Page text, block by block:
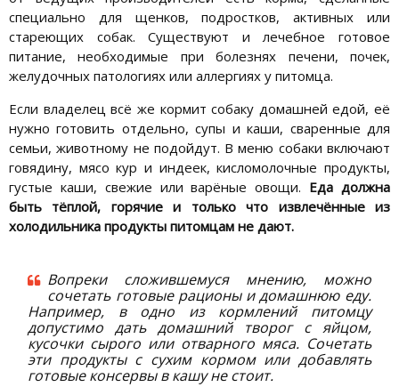
специально для щенков, подростков, активных или
стареющих собак. Существуют и лечебное готовое
питание, необходимые при болезнях печени, почек,
желудочных патологиях или аллергиях у питомца.
Если владелец всё же кормит собаку домашней едой, её
нужно готовить отдельно, супы и каши, сваренные для
семьи, животному не подойдут. В меню собаки включают
говядину, мясо кур и индеек, кисломолочные продукты,
густые каши, свежие или варёные овощи. Еда должна
быть тёплой, горячие и только что извлечённые из
холодильника продукты питомцам не дают.
Вопреки сложившемуся мнению, можно
сочетать готовые рационы и домашнюю еду.
Например, в одно из кормлений питомцу
допустимо дать домашний творог с яйцом,
кусочки сырого или отварного мяса. Сочетать
эти продукты с сухим кормом или добавлять
готовые консервы в кашу не стоит.